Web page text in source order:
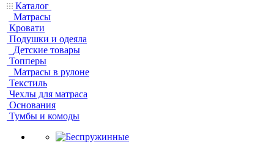
Каталог
Матрасы
Кровати
Подушки и одеяла
Детские товары
Топперы
Матрасы в рулоне
Текстиль
Чехлы для матраса
Основания
Тумбы и комоды